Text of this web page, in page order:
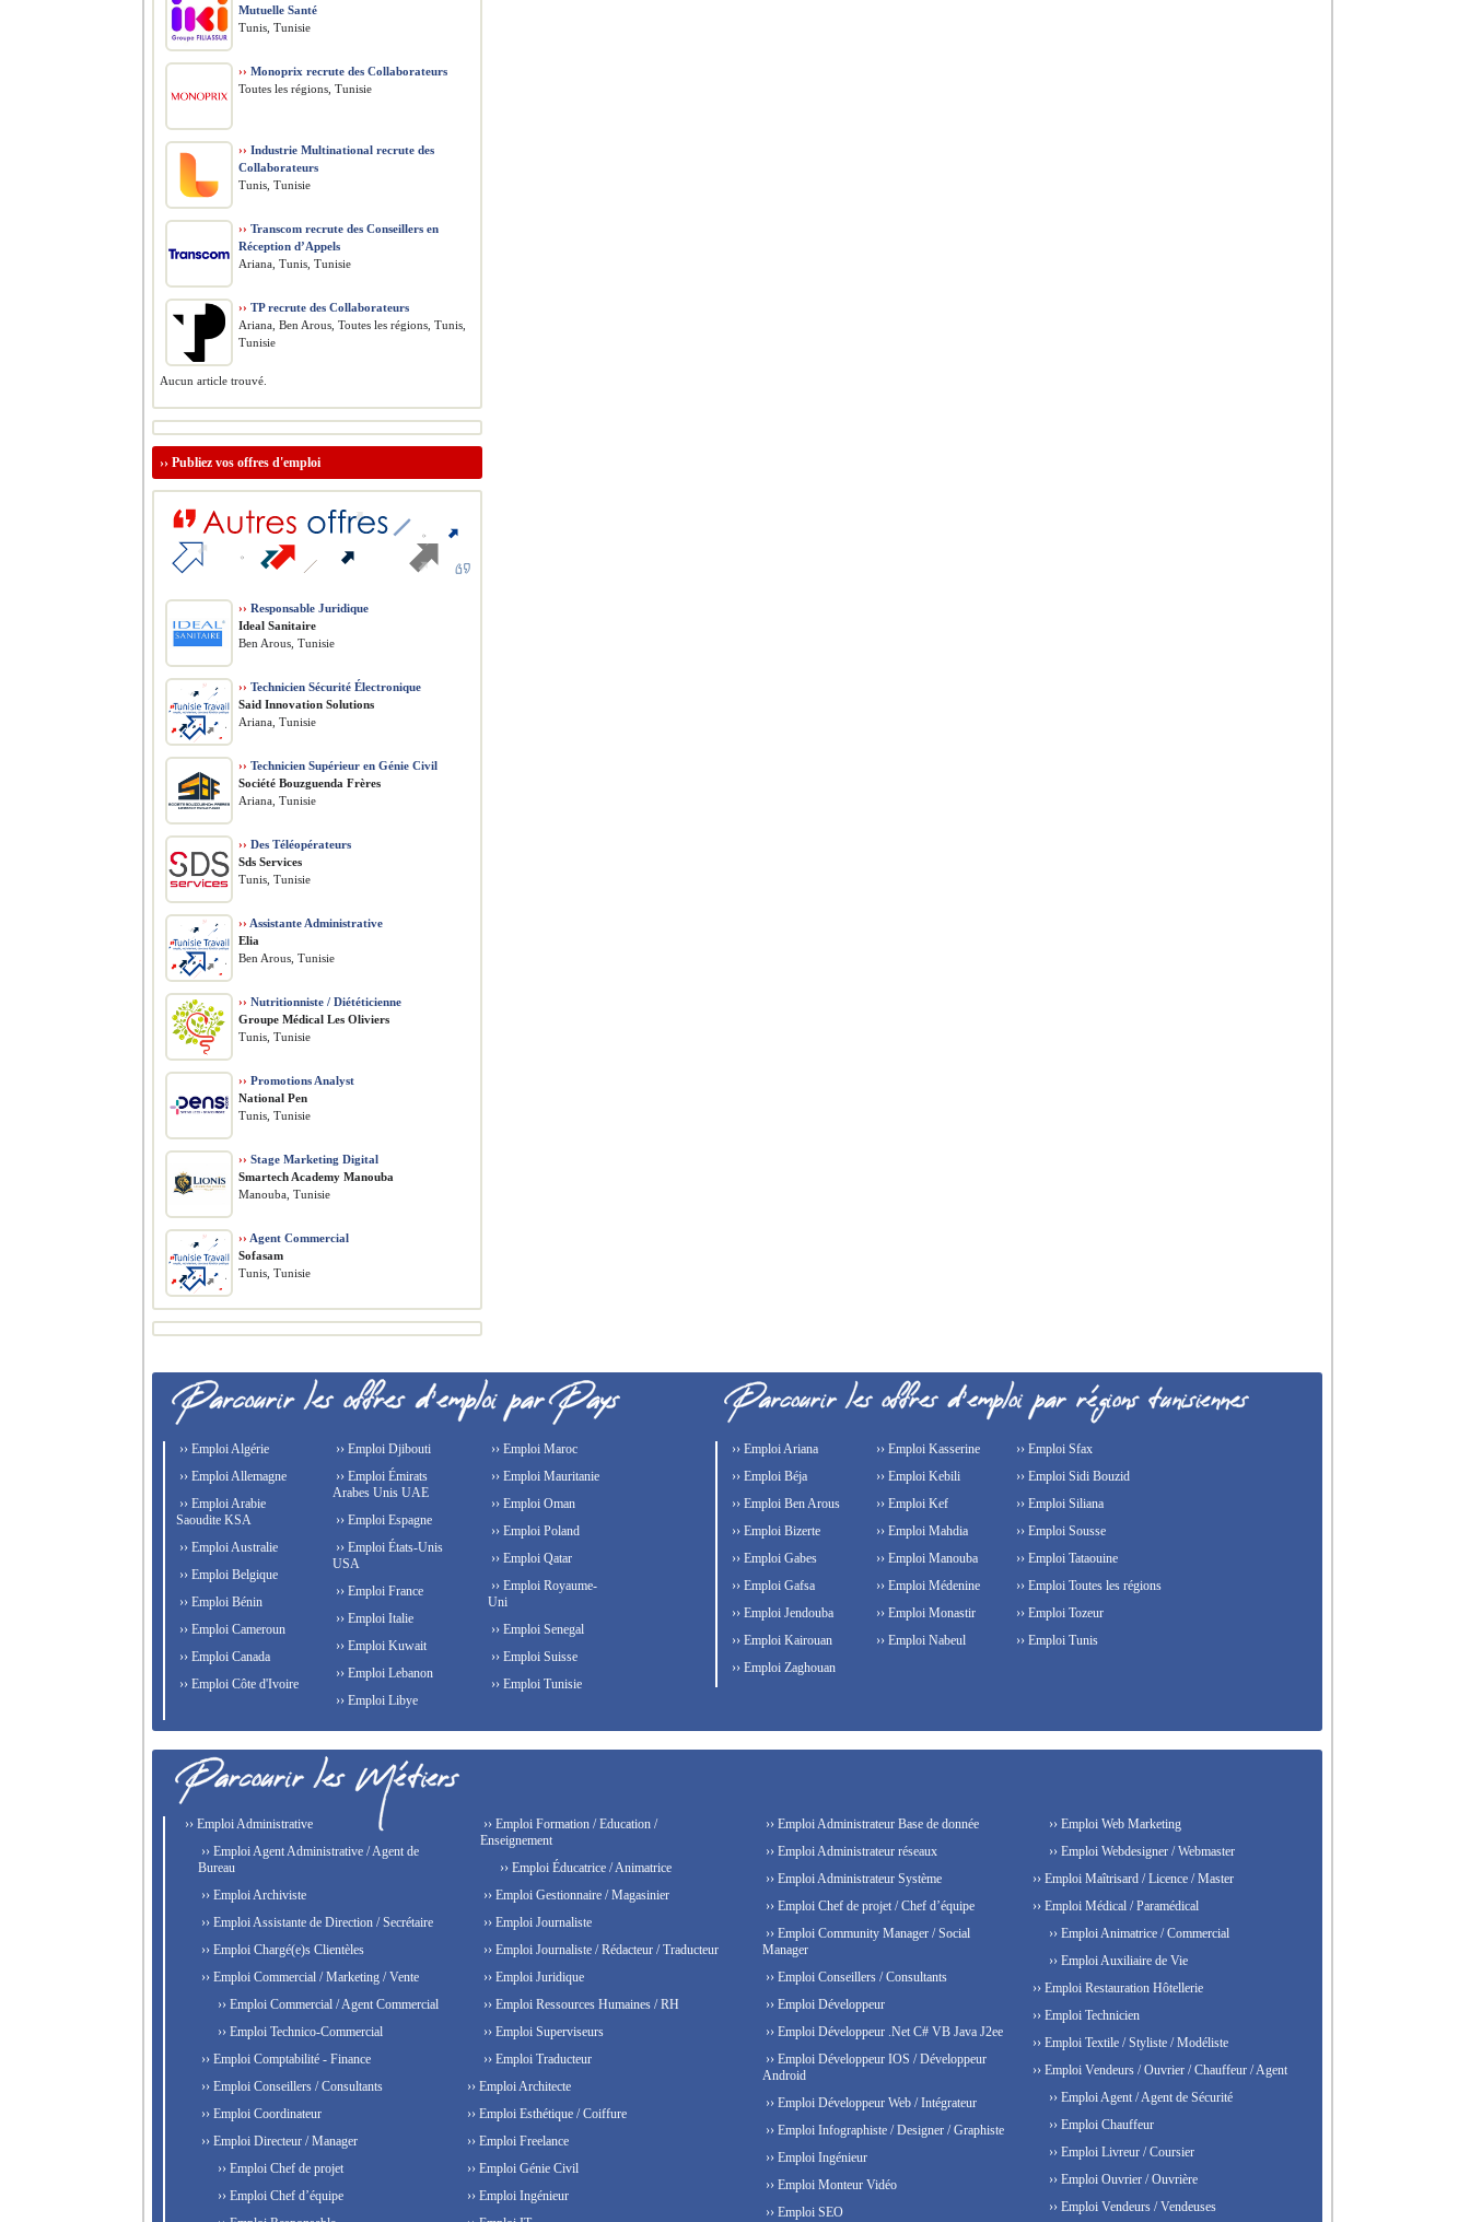
Mutuelle Santé
Tunis, Tunisie
›› Monoprix recrute des Collaborateurs
Toutes les régions, Tunisie
›› Industrie Multinational recrute des
Collaborateurs
Tunis, Tunisie
›› Transcom recrute des Conseillers en
Réception d’Appels
Ariana, Tunis, Tunisie
›› TP recrute des Collaborateurs
Ariana, Ben Arous, Toutes les régions, Tunis,
Tunisie
Aucun article trouvé.
›› Publiez vos offres d'emploi
›› Responsable Juridique
Ideal Sanitaire
Ben Arous, Tunisie
›› Technicien Sécurité Électronique
Said Innovation Solutions
Ariana, Tunisie
›› Technicien Supérieur en Génie Civil
Société Bouzguenda Frères
Ariana, Tunisie
›› Des Téléopérateurs
Sds Services
Tunis, Tunisie
›› Assistante Administrative
Elia
Ben Arous, Tunisie
›› Nutritionniste / Diététicienne
Groupe Médical Les Oliviers
Tunis, Tunisie
›› Promotions Analyst
National Pen
Tunis, Tunisie
›› Stage Marketing Digital
Smartech Academy Manouba
Manouba, Tunisie
›› Agent Commercial
Sofasam
Tunis, Tunisie
›› Emploi Algérie
›› Emploi Allemagne
›› Emploi Arabie
Saoudite KSA
›› Emploi Australie
›› Emploi Belgique
›› Emploi Bénin
›› Emploi Cameroun
›› Emploi Canada
›› Emploi Côte d'Ivoire
›› Emploi Djibouti
›› Emploi Émirats
Arabes Unis UAE
›› Emploi Espagne
›› Emploi États-Unis
USA
›› Emploi France
›› Emploi Italie
›› Emploi Kuwait
›› Emploi Lebanon
›› Emploi Libye
›› Emploi Maroc
›› Emploi Mauritanie
›› Emploi Oman
›› Emploi Poland
›› Emploi Qatar
›› Emploi Royaume-
Uni
›› Emploi Senegal
›› Emploi Suisse
›› Emploi Tunisie
›› Emploi Ariana
›› Emploi Béja
›› Emploi Ben Arous
›› Emploi Bizerte
›› Emploi Gabes
›› Emploi Gafsa
›› Emploi Jendouba
›› Emploi Kairouan
›› Emploi Kasserine
›› Emploi Kebili
›› Emploi Kef
›› Emploi Mahdia
›› Emploi Manouba
›› Emploi Médenine
›› Emploi Monastir
›› Emploi Nabeul
›› Emploi Sfax
›› Emploi Sidi Bouzid
›› Emploi Siliana
›› Emploi Sousse
›› Emploi Tataouine
›› Emploi Toutes les régions
›› Emploi Tozeur
›› Emploi Tunis
›› Emploi Zaghouan
›› Emploi Administrative
›› Emploi Agent Administrative / Agent de
Bureau
›› Emploi Archiviste
›› Emploi Assistante de Direction / Secrétaire
›› Emploi Chargé(e)s Clientèles
›› Emploi Commercial / Marketing / Vente
›› Emploi Commercial / Agent Commercial
›› Emploi Technico-Commercial
›› Emploi Comptabilité - Finance
›› Emploi Conseillers / Consultants
›› Emploi Coordinateur
›› Emploi Directeur / Manager
›› Emploi Chef de projet
›› Emploi Chef d’équipe
›› Emploi Formation / Education /
Enseignement
›› Emploi Éducatrice / Animatrice
›› Emploi Gestionnaire / Magasinier
›› Emploi Journaliste
›› Emploi Journaliste / Rédacteur / Traducteur
›› Emploi Juridique
›› Emploi Ressources Humaines / RH
›› Emploi Superviseurs
›› Emploi Traducteur
›› Emploi Architecte
›› Emploi Esthétique / Coiffure
›› Emploi Freelance
›› Emploi Génie Civil
›› Emploi Ingénieur
›› Emploi Administrateur Base de donnée
›› Emploi Administrateur réseaux
›› Emploi Administrateur Système
›› Emploi Chef de projet / Chef d’équipe
›› Emploi Community Manager / Social
Manager
›› Emploi Conseillers / Consultants
›› Emploi Développeur
›› Emploi Développeur .Net C# VB Java J2ee
›› Emploi Développeur IOS / Développeur
Android
›› Emploi Développeur Web / Intégrateur
›› Emploi Infographiste / Designer / Graphiste
›› Emploi Ingénieur
›› Emploi Monteur Vidéo
›› Emploi SEO
›› Emploi Web Marketing
›› Emploi Webdesigner / Webmaster
›› Emploi Maîtrisard / Licence / Master
›› Emploi Médical / Paramédical
›› Emploi Animatrice / Commercial
›› Emploi Auxiliaire de Vie
›› Emploi Restauration Hôtellerie
›› Emploi Technicien
›› Emploi Textile / Styliste / Modéliste
›› Emploi Vendeurs / Ouvrier / Chauffeur / Agent
›› Emploi Agent / Agent de Sécurité
›› Emploi Chauffeur
›› Emploi Livreur / Coursier
›› Emploi Ouvrier / Ouvrière
›› Emploi Vendeurs / Vendeuses